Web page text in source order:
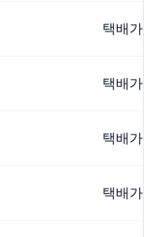
택배가 분
택배가
택배가 분
택배가 현